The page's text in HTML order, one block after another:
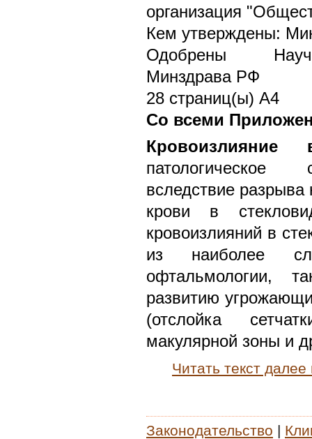
организация
Кем утверждены:
Одобрены
Минздрава РФ
28 страниц(ы) А4
Со всеми
Кровоизлияние
патологическое
вследствие разрыва
крови в
кровоизлияний в
из наиболее
офтальмологии,
развитию
(отслойка
макулярной зоны и
Читать текст
Законодательство |